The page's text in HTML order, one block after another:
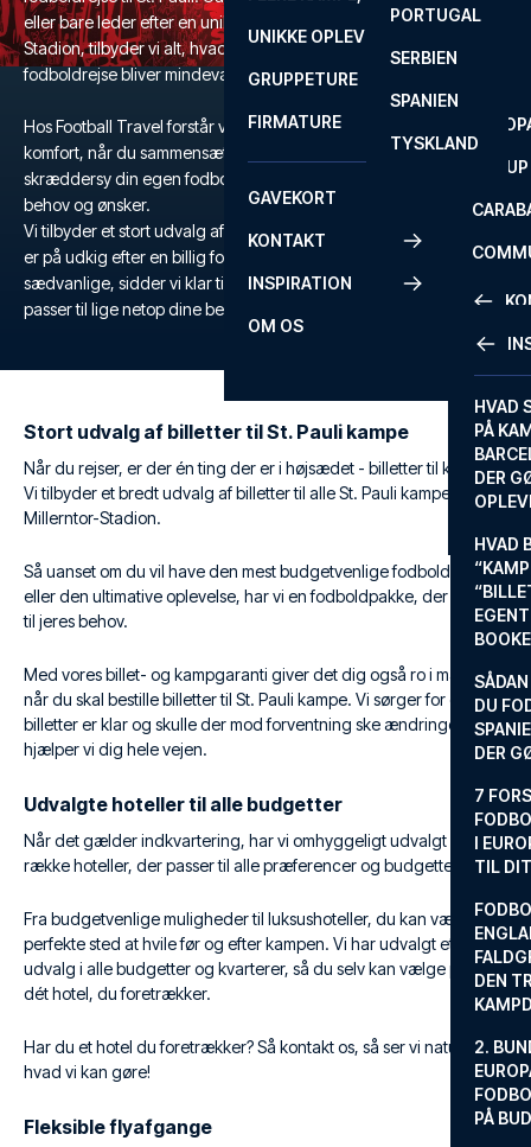
FA CUP
ROM
SEVILLA
PORTUGAL
SERBIEN
SPANIEN
TYSKLAND
UNIKKE OPLEVELSER
GRUPPETURE
FIRMATURE
GAVEKORT
KONTAKT
FAQ
INSPIRATION
HVAD
PÅ
DER
HVAD
DU
DER
7
I
TIL
DEN
2.
PÅ
OM OS
eller bare leder efter en unik fodboldoplevelse på Millerntor-
Stadion, tilbyder vi alt, hvad du behøver for at sikre, at din
fodboldrejse bliver mindeværdig.
Hos Football Travel forstår vi vigtigheden af fleksibilitet og
komfort, når du sammensætter din fodboldrejse, og du kan derfor
skræddersy din egen fodboldrejse, så den passer præcis til dine
behov og ønsker.
Vi tilbyder et stort udvalg af billetter til St. Pauli, og hvad enten du
er på udkig efter en billig fodboldrejse eller en tur ud over det
sædvanlige, sidder vi klar til at hjælpe dig med den rejse der
passer til lige netop dine behov.
Stort udvalg af billetter til St. Pauli kampe
Når du rejser, er der én ting der er i højsædet - billetter til kampe.
Vi tilbyder et bredt udvalg af billetter til alle St. Pauli kampe på
Millerntor-Stadion.
Så uanset om du vil have den mest budgetvenlige fodboldrejse
eller den ultimative oplevelse, har vi en fodboldpakke, der passer
til jeres behov.
Med vores billet- og kampgaranti giver det dig også ro i maven
når du skal bestille billetter til St. Pauli kampe. Vi sørger for dine
billetter er klar og skulle der mod forventning ske ændringer
hjælper vi dig hele vejen.
Udvalgte hoteller til alle budgetter
Når det gælder indkvartering, har vi omhyggeligt udvalgt en
række hoteller, der passer til alle præferencer og budgetter.
Fra budgetvenlige muligheder til luksushoteller, du kan vælge det
perfekte sted at hvile før og efter kampen. Vi har udvalgt et stort
udvalg i alle budgetter og kvarterer, så du selv kan vælge præcis
dét hotel, du foretrækker.
Har du et hotel du foretrækker? Så kontakt os, så ser vi naturligvis,
hvad vi kan gøre!
Fleksible flyafgange